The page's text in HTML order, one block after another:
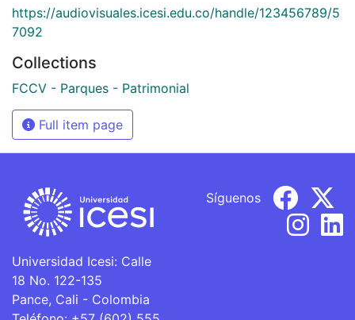
https://audiovisuales.icesi.edu.co/handle/123456789/5
7092
Collections
FCCV - Parques - Patrimonial
Full item page
Universidad Icesi: Calle
18 No. 122-135
Pance, Cali - Colombia
Síguenos